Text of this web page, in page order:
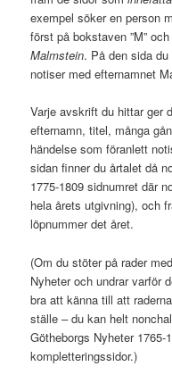
exempel söker en person
först på bokstaven ”M”
Malmstein. På den sida
notiser med efternamnet
Varje avskrift du hittar ger
efternamn, titel, många
händelse som föranlett
sidan finner du årtalet då
1775-1809 sidnumret där
hela årets utgivning), och
löpnummer det året.
(Om du stöter på rader
Nyheter och undrar varför
bra att känna till att
ställe – du kan helt
Götheborgs Nyheter
kompletteringssidor.)